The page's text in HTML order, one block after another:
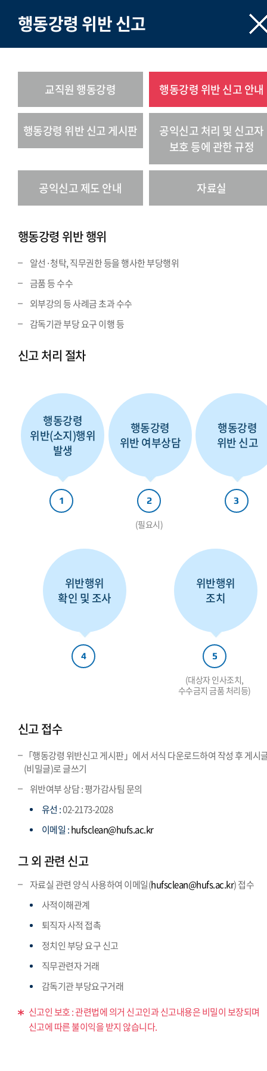
행동강령 위반 신고
교직원 행동강령 행동강령 위반 신고 안내
행동강령 위반 신고 게시판
공익신고 처리 및 신고자
보호 등에 관한 규정
공익신고 제도 안내 자료실
행동강령 위반 행위
알선·청탁, 직무권한 등을 행사한 부당행위
금품 등 수수
외부강의 등 사례금 초과 수수
감독기관 부당 요구 이행 등
신고 처리 절차
행동강령
위반(소지)행위
발생
1
행동강령
위반 여부상담
2
(필요시)
행동강령
위반 신고
3
위반행위
확인 및 조사
4
위반행위
조치
5
(대상자 인사조치,
수수금지 금품 처리등)
신고 접수
「행동강령 위반신고 게시판」에서 서식 다운로드하여 작성 후 게시
(비밀글)로 글쓰기
위반여부 상담 : 평가감사팀 문의
유선 :02-2173-2028
이메일 :hufsclean@hufs.ac.kr
그 외 관련 신고
자료실 관련 양식 사용하여 이메일(hufsclean@hufs.ac.kr) 접수
사적이해관계
퇴직자 사적 접촉
정치인 부당 요구 신고
직무관련자 거래
감독기관 부당요구거래
신고인 보호 : 관련법에 의거 신고인과 신고내용은 비밀이 보장되며
신고에 따른 불이익을 받지 않습니다.